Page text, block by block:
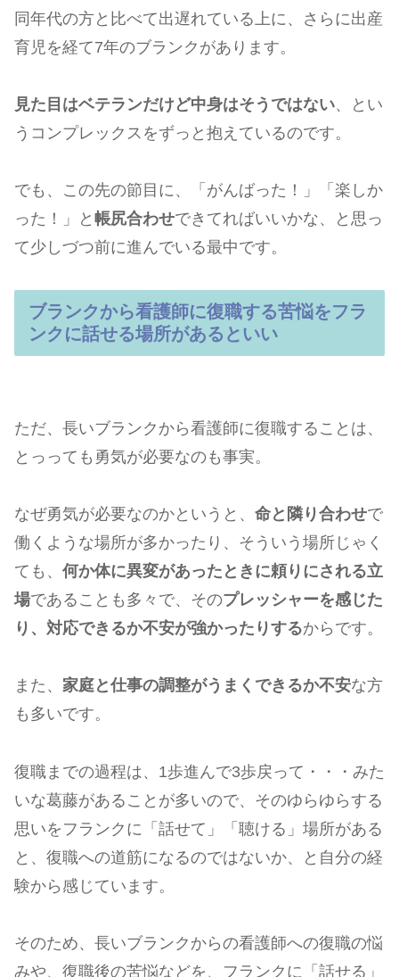
同年代の方と比べて出遅れている上に、さらに出産
育児を経て7年のブランクがあります。
見た目はベテランだけど中身はそうではない、とい
うコンプレックスをずっと抱えているのです。
でも、この先の節目に、「がんばった！」「楽しか
った！」と 帳尻合わせできてればいいかな、と思っ
て少しづつ前に進んでいる最中です。
ブランクから看護師に復職する苦悩をフラ
ンクに話せる場所があるといい
ただ、長いブランクから看護師に復職することは、
とっっても勇気が必要なのも事実。
なぜ勇気が必要なのかというと、 命と隣り合わせで
働くような場所が多かったり、そういう場所じゃく
ても、 何か体に異変があったときに頼りにされる立
場であることも多々で、そのプレッシャーを感じた
り、対応できるか不安が強かったりするからです。
また、 家庭と仕事の調整がうまくできるか不安な方
も多いです。
復職までの過程は、1歩進んで3歩戻って・・・みた
いな葛藤があることが多いので、そのゆらゆらする
思いをフランクに「話せて」「聴ける」場所がある
と、復職への道筋になるのではないか、と自分の経
験から感じています。
そのため、長いブランクからの看護師への復職の悩
みや、復職後の苦悩などを、フランクに「話せる」